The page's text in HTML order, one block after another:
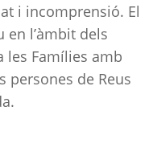
i incomprensió. El
en l’àmbit dels
les Famílies amb
persones de Reus